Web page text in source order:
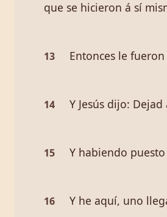
que se hicieron á sí
13 Entonces le
14 Y Jesús dijo:
15 Y habiendo
16 Y he aquí, uno